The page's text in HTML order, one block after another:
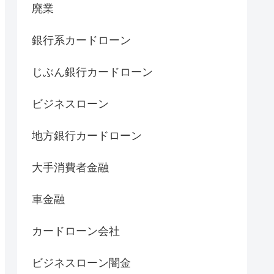
廃業
銀行系カードローン
じぶん銀行カードローン
ビジネスローン
地方銀行カードローン
大手消費者金融
車金融
カードローン会社
ビジネスローン闇金